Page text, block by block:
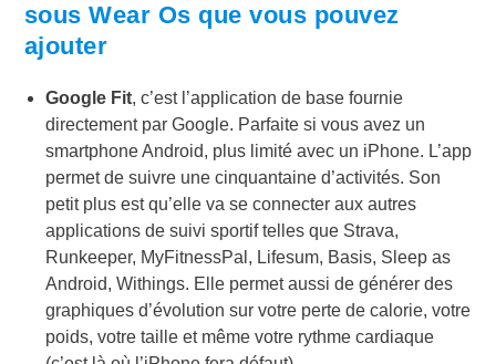
sous Wear Os que vous pouvez
ajouter
Google Fit, c’est l’application de base fournie
directement par Google. Parfaite si vous avez un
smartphone Android, plus limité avec un iPhone. L’app
permet de suivre une cinquantaine d’activités. Son
petit plus est qu’elle va se connecter aux autres
applications de suivi sportif telles que Strava,
Runkeeper, MyFitnessPal, Lifesum, Basis, Sleep as
Android, Withings. Elle permet aussi de générer des
graphiques d’évolution sur votre perte de calorie, votre
poids, votre taille et même votre rythme cardiaque